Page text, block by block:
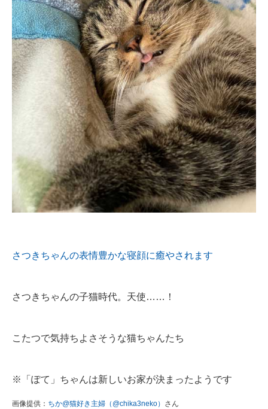
さつきちゃんの表情豊かな寝顔に癒やされます
さつきちゃんの子猫時代。天使……！
こたつで気持ちよさそうな猫ちゃんたち
※「ぽて」ちゃんは新しいお家が決まったようです
画像提供： ちか@猫好き主婦（@chika3neko） さん